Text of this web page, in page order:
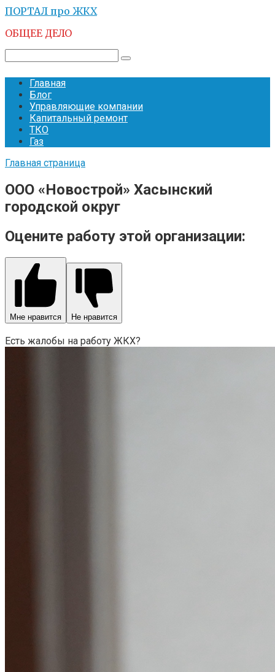
Перейти
контенту
ПОРТАЛ про ЖКХ
ОБЩЕЕ ДЕЛО
Главная
Блог
Управляющие компании
Капитальный ремонт
ТКО
Газ
Главная страница
ООО «Новострой» Хасынский
городской округ
Оцените работу этой организации:
Мне нравится Не нравится
Есть жалобы на работу ЖКХ?